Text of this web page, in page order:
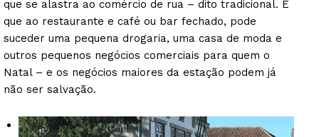
Artigos
Edição Digital
Europa
Grande Entrevista
Quero ser Assinante
que se alastra ao comércio de rua – dito tradicional. É
que ao restaurante e café ou bar fechado, pode
suceder uma pequena drogaria, uma casa de moda e
outros pequenos negócios comerciais para quem o
Natal – e os negócios maiores da estação podem já
não ser salvação.